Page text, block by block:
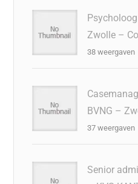
Zwolle –
38 weergaven
BVNG –
37 weergaven
Senior